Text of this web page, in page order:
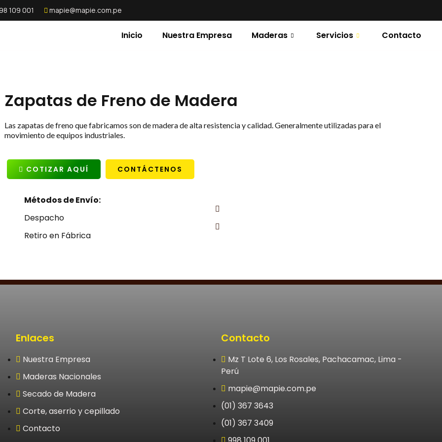
109 001 mapie@mapie.com.pe
Inicio Nuestra Empresa Maderas Servicios Contacto
Zapatas de Freno de Madera
Las zapatas de freno que fabricamos son de madera de alta resistencia y calidad. Generalmente utilizadas para el
movimiento de equipos industriales.
COTIZAR AQUÍ CONTÁCTENOS
Métodos de Envío:
Despacho
Retiro en Fábrica
Enlaces
Nuestra Empresa
Maderas Nacionales
Secado de Madera
Corte, aserrio y cepillado
Contacto
Contacto
Mz T Lote 6, Los Rosales, Pachacamac, Lima -
Perú
mapie@mapie.com.pe
(01) 367 3643
(01) 367 3409